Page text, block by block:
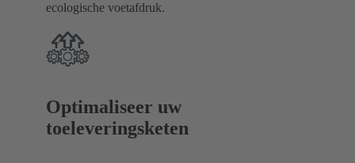
ecologische voetafdruk.
Optimaliseer uw
toeleveringsketen